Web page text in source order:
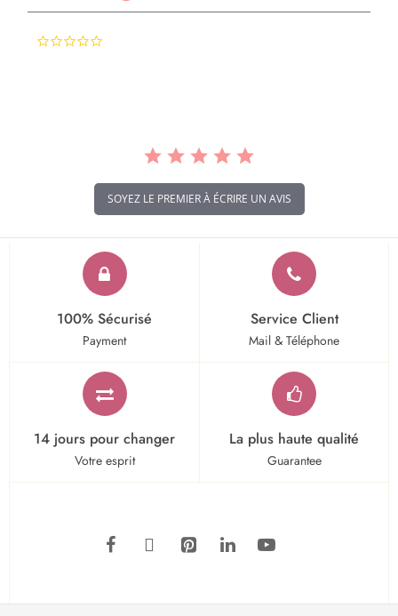
SOYEZ LE PREMIER À ÉCRIRE UN AVIS
100% Sécurisé
Payment
Service Client
Mail & Téléphone
14 jours pour changer
Votre esprit
La plus haute qualité
Guarantee